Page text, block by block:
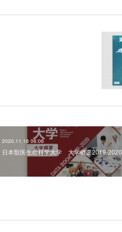
2020.11.18 06:06
日本獣医生命科学大学 大学概要2019-2020